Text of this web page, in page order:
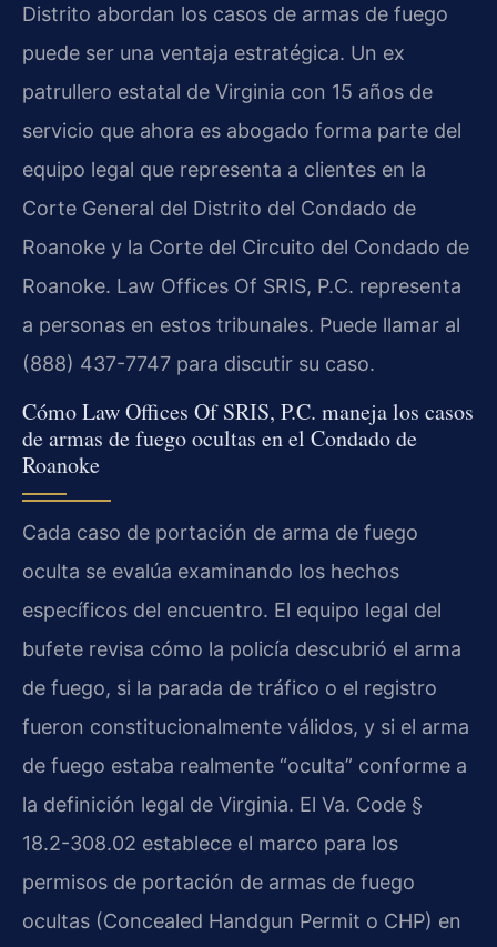
Distrito abordan los casos de armas de fuego
puede ser una ventaja estratégica. Un ex
patrullero estatal de Virginia con 15 años de
servicio que ahora es abogado forma parte del
equipo legal que representa a clientes en la
Corte General del Distrito del Condado de
Roanoke y la Corte del Circuito del Condado de
Roanoke. Law Offices Of SRIS, P.C. representa
a personas en estos tribunales. Puede llamar al
(888) 437-7747 para discutir su caso.
Cómo Law Offices Of SRIS, P.C. maneja los casos
de armas de fuego ocultas en el Condado de
Roanoke
Cada caso de portación de arma de fuego
oculta se evalúa examinando los hechos
específicos del encuentro. El equipo legal del
bufete revisa cómo la policía descubrió el arma
de fuego, si la parada de tráfico o el registro
fueron constitucionalmente válidos, y si el arma
de fuego estaba realmente “oculta” conforme a
la definición legal de Virginia. El Va. Code §
18.2-308.02 establece el marco para los
permisos de portación de armas de fuego
ocultas (Concealed Handgun Permit o CHP) en